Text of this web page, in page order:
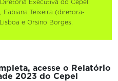
Executiva do Cepel:
Fabiana Teixeira (diretora-
e Orsino Borges.
acesse o Relatório
2023 do Cepel